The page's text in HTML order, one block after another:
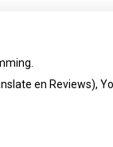
en Reviews),